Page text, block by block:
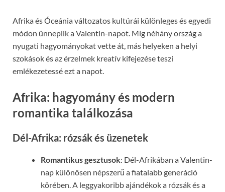
Afrika és Óceánia változatos kultúrái különleges és egyedi
módon ünneplik a Valentin-napot. Míg néhány ország a
nyugati hagyományokat vette át, más helyeken a helyi
szokások és az érzelmek kreatív kifejezése teszi
emlékezetessé ezt a napot.
Afrika: hagyomány és modern
romantika találkozása
Dél-Afrika: rózsák és üzenetek
Romantikus gesztusok: Dél-Afrikában a Valentin-
nap különösen népszerű a fiatalabb generáció
körében. A leggyakoribb ajándékok a rózsák és a